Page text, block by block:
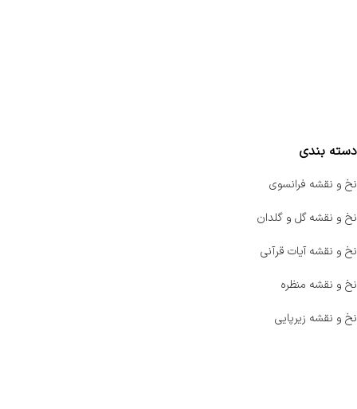
دسته بندی
نخ و نقشه فرانسوی
نخ و نقشه گل و گلدان
نخ و نقشه آیات قرآنی
نخ و نقشه منظره
نخ و نقشه زیرپایی